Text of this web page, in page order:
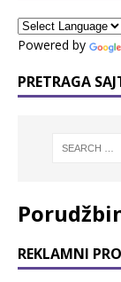
Powered by
PRETRAGA
REKLAMNI